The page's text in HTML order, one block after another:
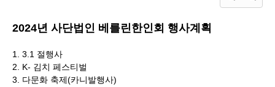
2024년 사단법인 베를린한인회 행사계획
1. 3.1 절행사
2. K- 김치 페스티벌
3. 다문화 축제(카니발행사)
Sketchbook5, 스케치북5